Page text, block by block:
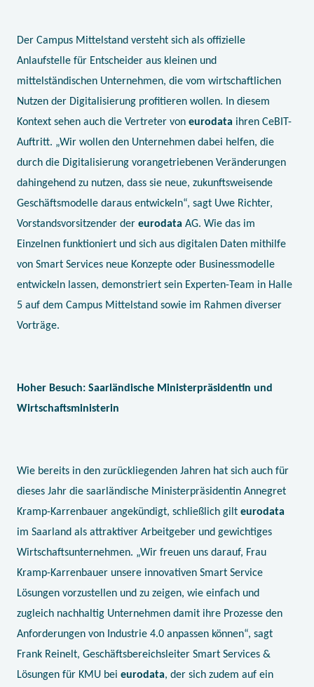
Der Campus Mittelstand versteht sich als offizielle
Anlaufstelle für Entscheider aus kleinen und
mittelständischen Unternehmen, die vom wirtschaftlichen
Nutzen der Digitalisierung profitieren wollen. In diesem
Kontext sehen auch die Vertreter von eurodata ihren CeBIT-
Auftritt. „Wir wollen den Unternehmen dabei helfen, die
durch die Digitalisierung vorangetriebenen Veränderungen
dahingehend zu nutzen, dass sie neue, zukunftsweisende
Geschäftsmodelle daraus entwickeln“, sagt Uwe Richter,
Vorstandsvorsitzender der eurodata AG. Wie das im
Einzelnen funktioniert und sich aus digitalen Daten mithilfe
von Smart Services neue Konzepte oder Businessmodelle
entwickeln lassen, demonstriert sein Experten-Team in Halle
5 auf dem Campus Mittelstand sowie im Rahmen diverser
Vorträge.
Hoher Besuch: Saarländische Ministerpräsidentin und
Wirtschaftsministerin
Wie bereits in den zurückliegenden Jahren hat sich auch für
dieses Jahr die saarländische Ministerpräsidentin Annegret
Kramp-Karrenbauer angekündigt, schließlich gilt eurodata
im Saarland als attraktiver Arbeitgeber und gewichtiges
Wirtschaftsunternehmen. „Wir freuen uns darauf, Frau
Kramp-Karrenbauer unsere innovativen Smart Service
Lösungen vorzustellen und zu zeigen, wie einfach und
zugleich nachhaltig Unternehmen damit ihre Prozesse den
Anforderungen von Industrie 4.0 anpassen können“, sagt
Frank Reinelt, Geschäftsbereichsleiter Smart Services &
Lösungen für KMU bei eurodata, der sich zudem auf ein